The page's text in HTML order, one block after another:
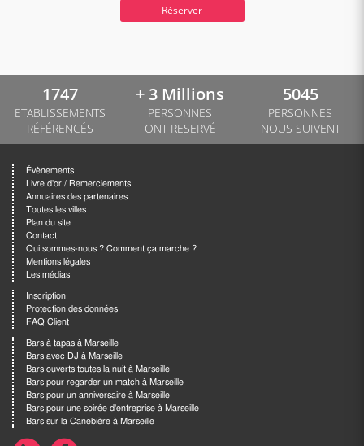
Réserver
1747
ETABLISSEMENTS
RÉFÉRENCÉS
+ 3 Millions
PERSONNES
ONT RESERVÉ
5045
PERSONNES
NOUS SUIVENT
Évènements
Livre d'or / Remerciements
Annuaires des partenaires
Toutes les villes
Plan du site
Contact
Qui sommes-nous ? Comment ça marche ?
Mentions légales
Les médias
Inscription
Protection des données
FAQ Client
Bars à tapas à Marseille
Bars avec DJ à Marseille
Bars ouverts toutes la nuit à Marseille
Bars pour regarder un match à Marseille
Bars pour un anniversaire à Marseille
Bars pour une soirée d'entreprise à Marseille
Bars sur la Canebière à Marseille